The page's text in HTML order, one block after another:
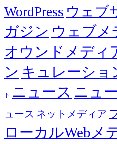
WordPress ウェブ
ガジン ウェブメ
オウンドメディ
ン キュレーショ
ト ニュース ニュ
ュース ネットメディア
ローカルWebメ